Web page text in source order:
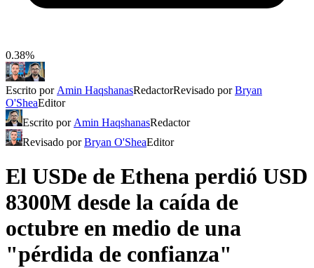
0.38%
Escrito por Amin HaqshanasRedactorRevisado porBryan
O'SheaEditor
Escrito por Amin HaqshanasRedactor
Revisado porBryan O'SheaEditor
El USDe de Ethena perdió USD
8300M desde la caída de
octubre en medio de una
"pérdida de confianza"